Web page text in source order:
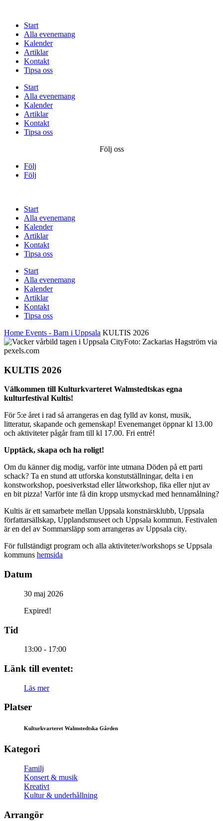
Start
Alla evenemang
Kalender
Artiklar
Kontakt
Tipsa oss
Start
Alla evenemang
Kalender
Artiklar
Kontakt
Tipsa oss
Följ oss
Följ
Följ
Start
Alla evenemang
Kalender
Artiklar
Kontakt
Tipsa oss
Start
Alla evenemang
Kalender
Artiklar
Kontakt
Tipsa oss
Home Events - Barn i Uppsala KULTIS 2026
Foto: Zackarias Hagström via
pexels.com
KULTIS 2026
Välkommen till Kulturkvarteret Walmstedtskas egna
kulturfestival Kultis!
För 5:e året i rad så arrangeras en dag fylld av konst, musik,
litteratur, skapande och gemenskap! Evenemanget öppnar kl 13.00
och aktiviteter pågår fram till kl 17.00. Fri entré!
Upptäck, skapa och ha roligt!
Om du känner dig modig, varför inte utmana Döden på ett parti
schack? Ta en stund att utforska konstutställningar, delta i en
konstworkshop, poesiverkstad eller låtworkshop, fika eller njut av
en bit pizza! Varför inte få din kropp utsmyckad med hennamålning?
Kultis är ett samarbete mellan Uppsala konstnärsklubb, Uppsala
författarsällskap, Upplandsmuseet och Uppsala kommun. Festivalen
är en del av Sommarsläpp som arrangeras av Uppsala city.
För fullständigt program och alla aktiviteter/workshops se Uppsala
kommuns hemsida
Datum
30 maj 2026
Expired!
Tid
13:00 - 17:00
Länk till eventet:
Läs mer
Platser
Kulturkvarteret Walmstedtska Gården
Kategori
Familj
Konsert & musik
Kreativt
Kultur & underhållning
Arrangör